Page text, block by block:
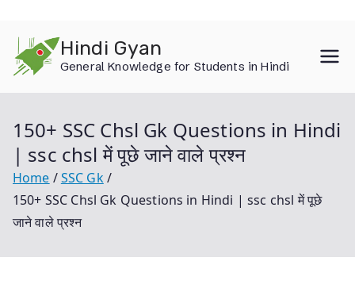
content
Hindi Gyan
General Knowledge for Students in Hindi
150+ SSC Chsl Gk Questions in Hindi
| ssc chsl में पूछे जाने वाले प्रश्न
Home
SSC Gk
150+ SSC Chsl Gk Questions in Hindi | ssc chsl में पूछे
जाने वाले प्रश्न